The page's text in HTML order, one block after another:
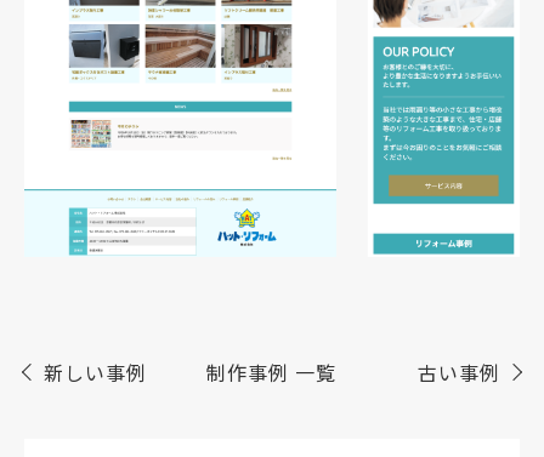
新しい事例 制作事例 一覧 古い事例